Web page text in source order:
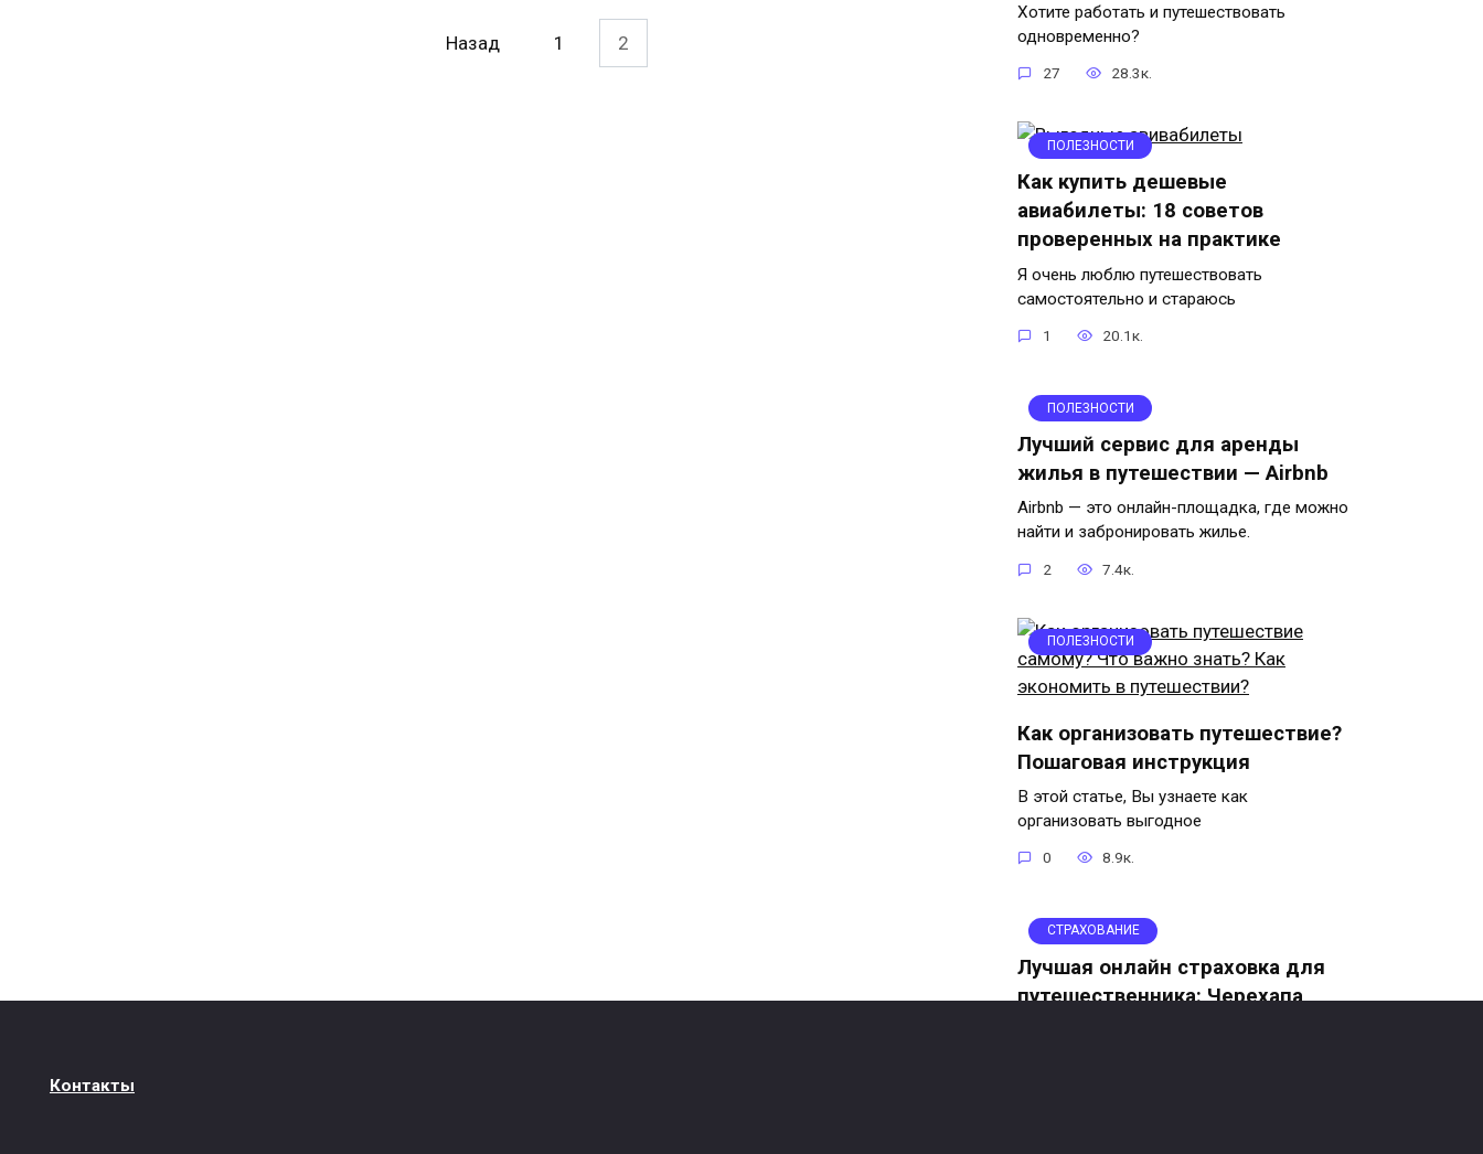
Назад 1 2
Хотите работать и путешествовать
одновременно?
27 28.3к.
ПОЛЕЗНОСТИ
Как купить дешевые
авиабилеты: 18 советов
проверенных на практике
Я очень люблю путешествовать
самостоятельно и стараюсь
1 20.1к.
ПОЛЕЗНОСТИ
Лучший сервис для аренды
жилья в путешествии — Airbnb
Airbnb — это онлайн-площадка, где можно
найти и забронировать жилье.
2 7.4к.
ПОЛЕЗНОСТИ
Как организовать путешествие?
Пошаговая инструкция
В этой статье, Вы узнаете как
организовать выгодное
0 8.9к.
СТРАХОВАНИЕ
Лучшая онлайн страховка для
путешественника: Черехапа
Контакты